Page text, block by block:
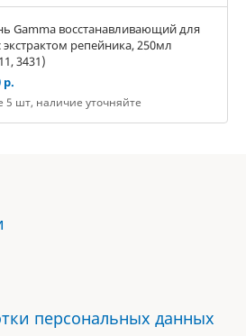
Gamma восстанавливающий для
репейника, 250мл
3431)
р.
5 шт, наличие уточняйте
персональных данных